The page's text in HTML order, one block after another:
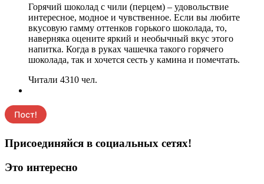
Горячий шоколад с чили (перцем) – удовольствие
интересное, модное и чувственное. Если вы любите
вкусовую гамму оттенков горького шоколада, то,
наверняка оцените яркий и необычный вкус этого
напитка. Когда в руках чашечка такого горячего
шоколада, так и хочется сесть у камина и помечтать.
Читали 4310 чел.
Присоединяйся в социальных сетях!
Это интересно